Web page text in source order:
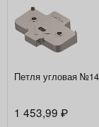
Петля угловая
1 453,99₽